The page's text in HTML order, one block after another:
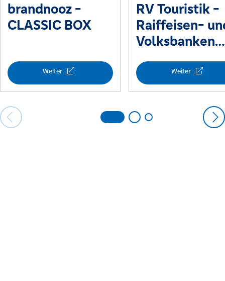
brandnooz -
CLASSIC BOX
Weiter
RV Touristik -
Raiffeisen-
Volksbanken
Touristik
Weiter